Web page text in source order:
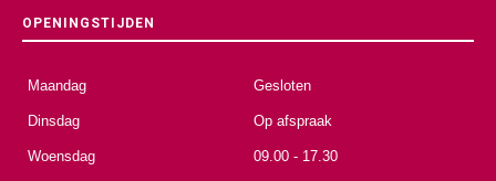
OPENINGSTIJDEN
Maandag Gesloten
Dinsdag Op afspraak
Woensdag 09.00 - 17.30